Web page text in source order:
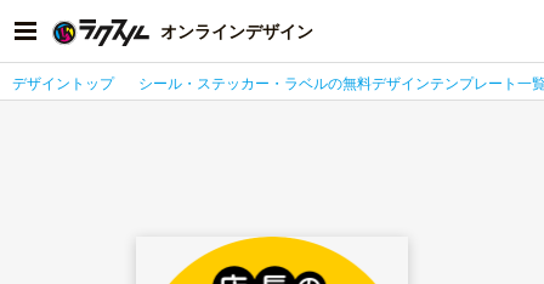
オンラインデザイン
デザイントップ シール・ステッカー・ラベルの無料デザインテンプレート一